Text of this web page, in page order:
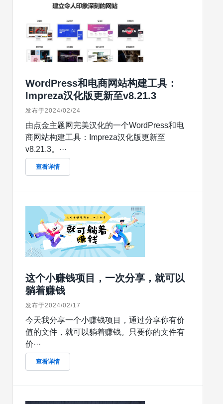
WordPress和电商网站构建工具：
Impreza汉化版更新至v8.21.3
发布于2024/02/24
由点金主题网完美汉化的一个WordPress和电
商网站构建工具：Impreza汉化版更新至
v8.21.3。···
查看详情
这个小赚钱项目，一次分享，就可以
躺着赚钱
发布于2024/02/17
今天我分享一个小赚钱项目，通过分享你有价
值的文件，就可以躺着赚钱。只要你的文件有
价···
查看详情